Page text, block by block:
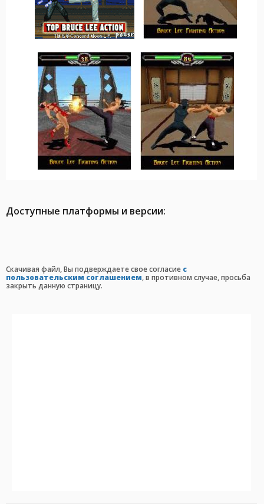
Доступные платформы и версии:
Cкачивая файл, Вы подверждаете свое согласие с
пользовательским соглашением, в противном случае, просьба
закрыть данную страницу.